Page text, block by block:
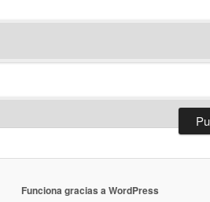
Funciona gracias a WordPress